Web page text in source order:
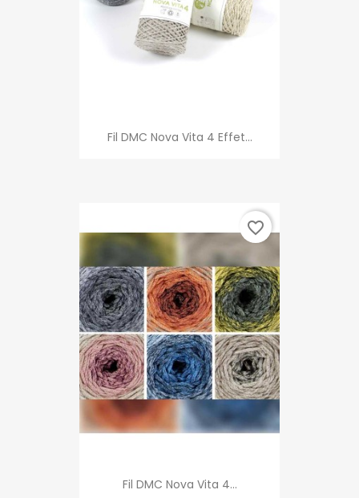
Fil DMC Nova Vita 4 Effet...
Fil DMC Nova Vita 4...
favorite_border